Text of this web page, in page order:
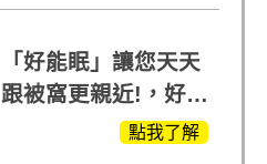
「好能眠」讓您天天
跟被窩更親近!，好能
生醫X陳亞蘭推薦!
點我了解